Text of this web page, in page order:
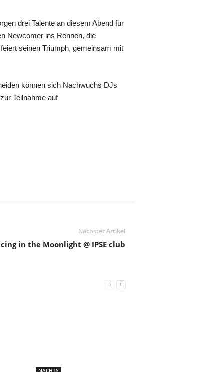
drei Talente an diesem Abend für
Newcomer ins Rennen, die
seinen Triumph, gemeinsam mit
können sich Nachwuchs DJs
Teilnahme auf
Nächster Artikel
in the Moonlight @ IPSE club
NACHTS